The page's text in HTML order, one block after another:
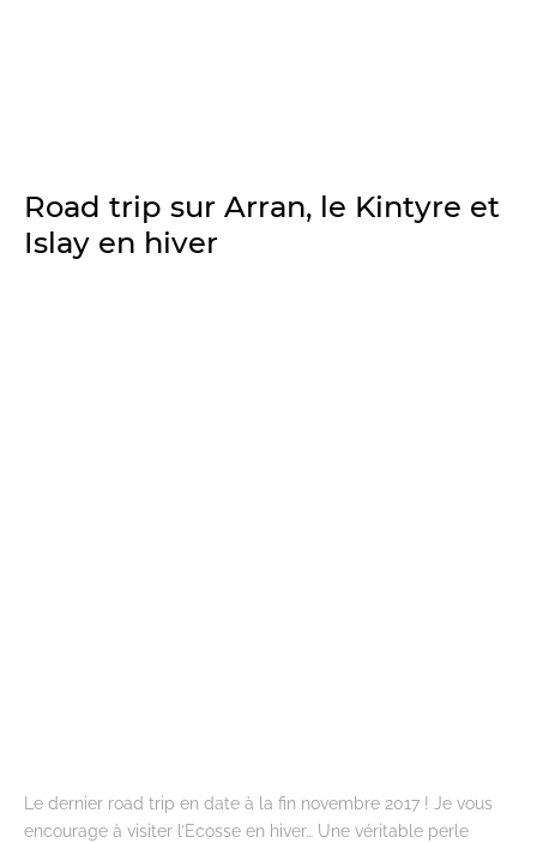
Road trip sur Arran, le Kintyre et
Islay en hiver
Le dernier road trip en date à la fin novembre 2017 ! Je vous
encourage à visiter l’Ecosse en hiver… Une véritable perle